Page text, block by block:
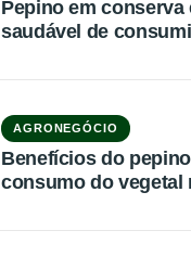
Pepino em conserva
saudável de
AGRONEGÓCIO
Benefícios do
consumo do vegetal